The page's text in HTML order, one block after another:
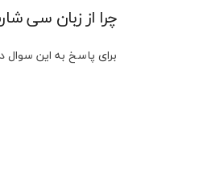
چرا از زبان سی
برای پاسخ به این سوال